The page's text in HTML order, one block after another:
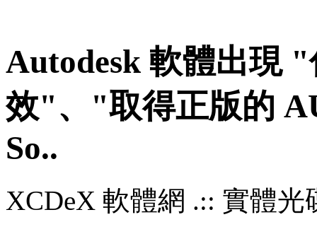
Autodesk 軟體出現
效"、"取得正版的
So..
XCDeX 軟體網 .:: 實體